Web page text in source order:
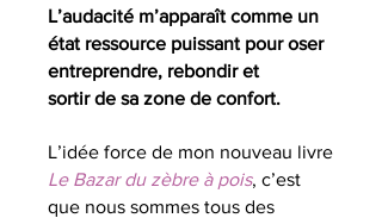
L’audacité m’apparaît comme un
état ressource puissant pour oser
entreprendre, rebondir et
sortir de sa zone de confort.
L’idée force de mon nouveau livre
Le Bazar du zèbre à pois, c’est
que nous sommes tous des